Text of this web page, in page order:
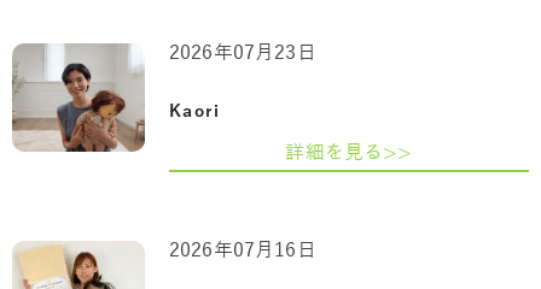
Kaori
2026年07月23日
詳細を見る>>
2026年07月16日